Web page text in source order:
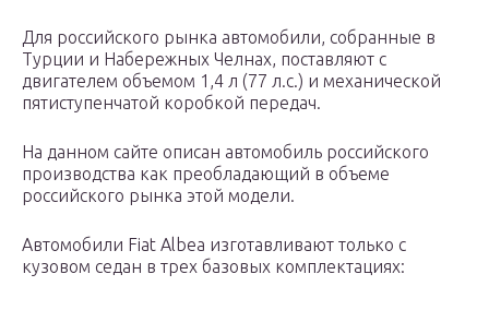
Для российского рынка автомобили, собранные в
Турции и Набережных Челнах, поставляют с
двигателем объемом 1,4 л (77 л.с.) и механической
пятиступенчатой коробкой передач.
На данном сайте описан автомобиль российского
производства как преобладающий в объеме
российского рынка этой модели.
Автомобили Fiat Albea изготавливают только с
кузовом седан в трех базовых комплектациях: